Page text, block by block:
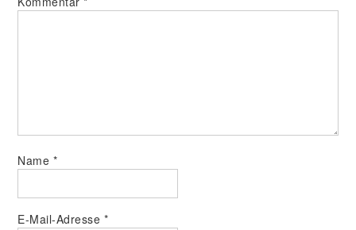
Name *
E-Mail-Adresse *